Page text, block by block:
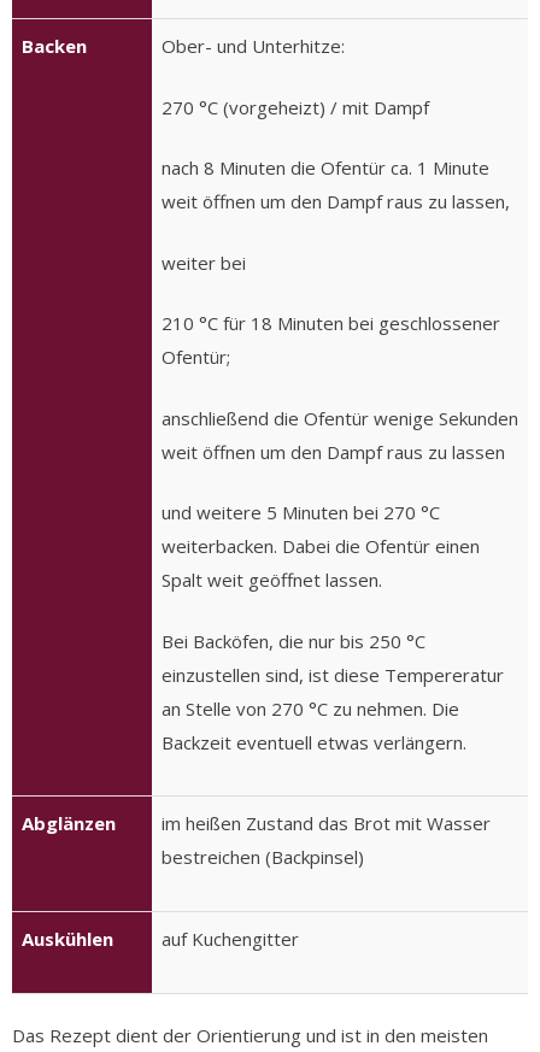
Backen Ober- und Unterhitze:
270 °C (vorgeheizt) / mit Dampf
nach 8 Minuten die Ofentür ca. 1 Minute
weit öffnen um den Dampf raus zu lassen,
weiter bei
210 °C für 18 Minuten bei geschlossener
Ofentür;
anschließend die Ofentür wenige Sekunden
weit öffnen um den Dampf raus zu lassen
und weitere 5 Minuten bei 270 °C
weiterbacken. Dabei die Ofentür einen
Spalt weit geöffnet lassen.
Bei Backöfen, die nur bis 250 °C
einzustellen sind, ist diese Tempereratur
an Stelle von 270 °C zu nehmen. Die
Backzeit eventuell etwas verlängern.
Abglänzen
im heißen Zustand das Brot mit Wasser
bestreichen (Backpinsel)
Auskühlen auf Kuchengitter
Das Rezept dient der Orientierung und ist in den meisten